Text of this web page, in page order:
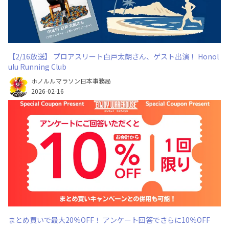
【2/16放送】 プロアスリート白戸太朗さん、ゲスト出演！ Honol
ulu Running Club
ホノルルマラソン日本事務局
2026-02-16
まとめ買いで最大20％OFF！ アンケート回答でさらに10％OFF